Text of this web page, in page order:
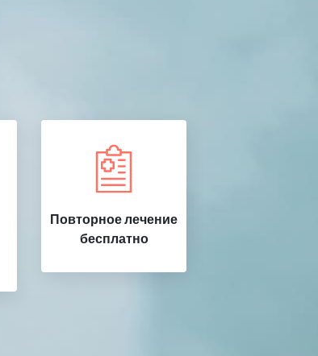
Повторное лечение
бесплатно